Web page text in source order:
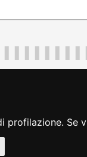
profilazione. Se
di accessibilità